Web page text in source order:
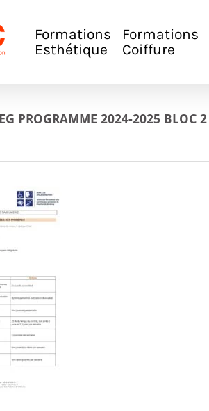
Formations
Esthétique
Formations
Coiffure
PROGRAMME 2024-2025 BLOC 2